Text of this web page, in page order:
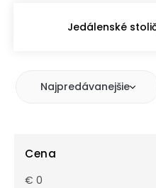
Jedálenské
Najpredávanejšie
Cena
€ 0